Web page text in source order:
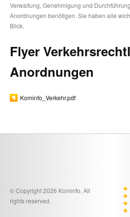
Verwaltung, Genehmigung und
Anordnungen benötigen. Sie haben alle
Blick.
Flyer
Anordnungen
Kominfo_Verkehr.pdf
© Copyright 2026 Kominfo. All
rights reserved.